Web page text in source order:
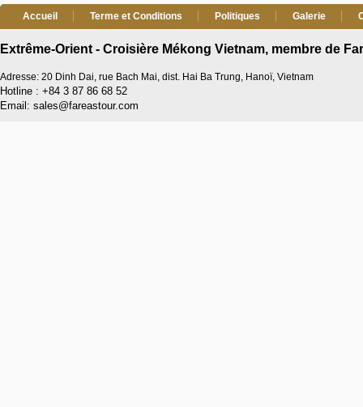
Accueil Terme et Conditions Politiques Galerie
Extrême-Orient - Croisière Mékong Vietnam, membre de
Adresse: 20 Dinh Dai, rue Bach Mai, dist. Hai Ba Trung, Hanoï, Vietnam
Hotline : +84 3 87 86 68 52
Email: sales@fareastour.com